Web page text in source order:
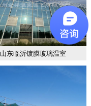
山东临沂镀膜玻璃温室